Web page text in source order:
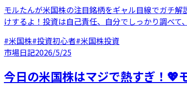
モルたんが米国株の注目銘柄をギャル目線でガチ
けするよ！投資は自己責任、自分でしっかり調べて
#米国株#投資初心者#米国株投資
市場日記2026/5/25
今日の米国株はマジで熱すぎ！💖